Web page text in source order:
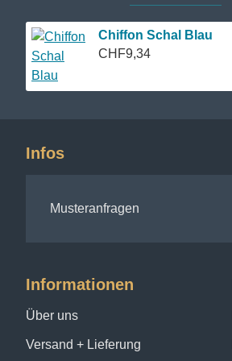
Chiffon Schal Blau
CHF9,34
Infos
Musteranfragen
Informationen
Über uns
Versand + Lieferung